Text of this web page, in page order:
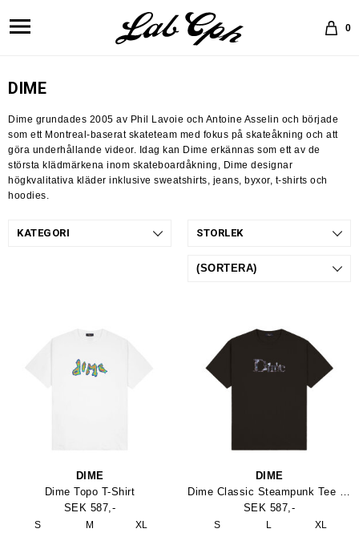
0
DIME
Dime grundades 2005 av Phil Lavoie och Antoine Asselin och började
som ett Montreal-baserat skateteam med fokus på skateåkning och att
göra underhållande videor. Idag kan Dime erkännas som ett av de
största klädmärkena inom skateboardåkning, Dime designar
högkvalitativa kläder inklusive sweatshirts, jeans, byxor, t-shirts och
hoodies.
KATEGORI STORLEK
DIME
Dime Topo T-Shirt
SEK 587,-
S M XL
DIME
Dime Classic Steampunk Tee Shirt
SEK 587,-
S L XL